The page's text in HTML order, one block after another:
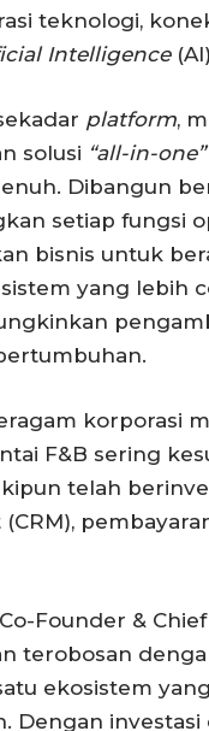
teknologi,
Intelligence
platform,
solusi “all-in-one”
Dibangun
setiap fungsi
bisnis untuk
yang lebih
korporasi
F&B sering
telah
Founder &
terobosan
ekosistem
Dengan investasi